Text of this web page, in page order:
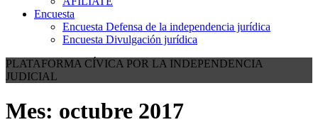
Encuesta
Encuesta Defensa de la independencia jurídica
Encuesta Divulgación jurídica
PLATAFORMA CÍVICA POR LA INDEPENDENCIA
JUDICIAL
Mes: octubre 2017